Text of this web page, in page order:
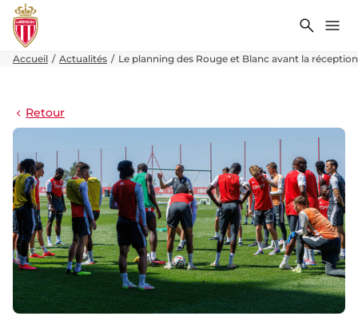
Accueil Actualités Le planning des Rouge et Blanc avant la
Retour